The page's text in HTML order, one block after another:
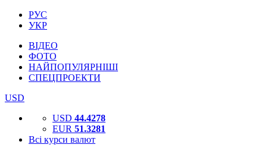
РУС
УКР
ВІДЕО
ФОТО
НАЙПОПУЛЯРНІШІ
СПЕЦПРОЕКТИ
USD
USD 44.4278
EUR 51.3281
Всі курси валют